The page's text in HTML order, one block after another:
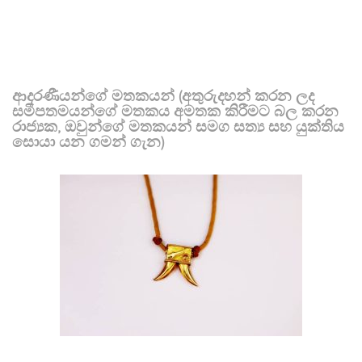
ආදරණීයන්ගේ මතකයන් (අතුරුදහන් කරන ලද
සමීපතමයන්ගේ මතකය අමතක කිරීමට බල කරන
රාජ්‍යක, ඔවුන්ගේ මතකයන් සමග සත්‍ය සහ යුක්තිය
සොයා යන ගමන් ගැන)